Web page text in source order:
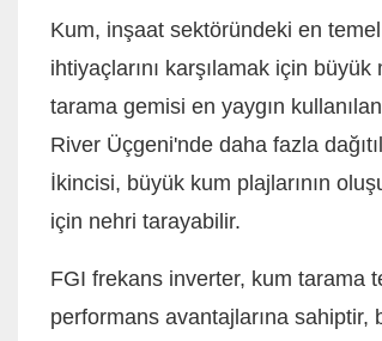
Kum, inşaat sektöründeki en
ihtiyaçlarını karşılamak için
tarama gemisi en yaygın
River Üçgeni'nde daha fazla
İkincisi, büyük kum plajlarının
için nehri tarayabilir.
FGI frekans inverter, kum tarama
performans avantajlarına